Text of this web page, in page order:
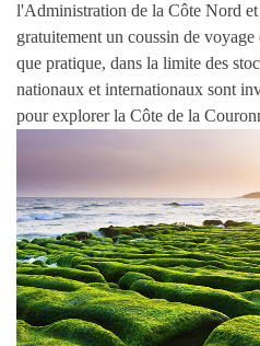
l'Administration de la Côte Nord
gratuitement un coussin de
que pratique, dans la limite des
nationaux et internationaux sont
pour explorer la Côte de la